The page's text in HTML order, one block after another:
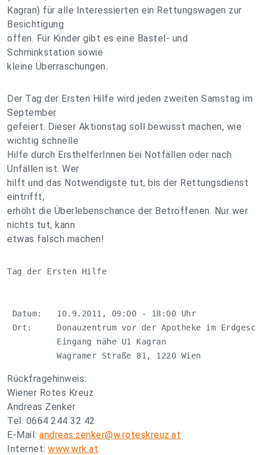
Kagran) für alle Interessierten ein Rettungswagen zur
Besichtigung
offen. Für Kinder gibt es eine Bastel- und
Schminkstation sowie
kleine Überraschungen.
Der Tag der Ersten Hilfe wird jeden zweiten Samstag im
September
gefeiert. Dieser Aktionstag soll bewusst machen, wie
wichtig schnelle
Hilfe durch ErsthelferInnen bei Notfällen oder nach
Unfällen ist. Wer
hilft und das Notwendigste tut, bis der Rettungsdienst
eintrifft,
erhöht die Überlebenschance der Betroffenen. Nur wer
nichts tut, kann
etwas falsch machen!
Tag der Ersten Hilfe
Datum:   10.9.2011, 09:00 - 18:00 Uhr
Ort:     Donauzentrum vor der Apotheke im
          Eingang nähe U1 Kagran
          Wagramer Straße 81, 1220 Wien
Rückfragehinweis:
Wiener Rotes Kreuz
Andreas Zenker
Tel: 0664 244 32 42
E-Mail: andreas.zenker@w.roteskreuz.at
Internet: www.wrk.at